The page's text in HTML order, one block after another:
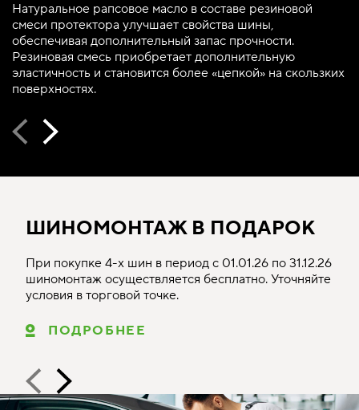
Натуральное рапсовое масло в составе резиновой
смеси протектора улучшает свойства шины,
обеспечивая дополнительный запас прочности.
Резиновая смесь приобретает дополнительную
эластичность и становится более «цепкой» на скользких
поверхностях.
ШИНОМОНТАЖ В ПОДАРОК
При покупке 4-х шин в период с 01.01.26 по 31.12.26
шиномонтаж осуществляется бесплатно. Уточняйте
условия в торговой точке.
ПОДРОБНЕЕ